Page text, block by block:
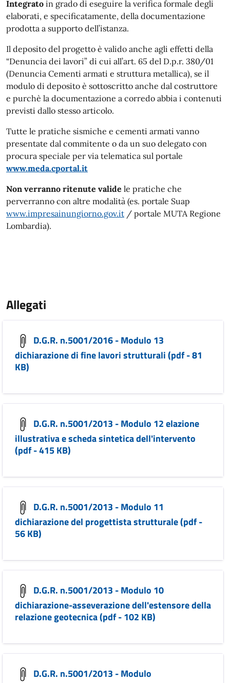
Integrato in grado di eseguire la verifica formale degli
elaborati, e specificatamente, della documentazione
prodotta a supporto dell’istanza.
Il deposito del progetto è valido anche agli effetti della
“Denuncia dei lavori” di cui all’art. 65 del D.p.r. 380/01
(Denuncia Cementi armati e struttura metallica), se il
modulo di deposito è sottoscritto anche dal costruttore
e purchè la documentazione a corredo abbia i contenuti
previsti dallo stesso articolo.
Tutte le pratiche sismiche e cementi armati vanno
presentate dal commitente o da un suo delegato con
procura speciale per via telematica sul portale
www.meda.cportal.it
Non verranno ritenute valide le pratiche che
perverranno con altre modalità (es. portale Suap
www.impresainungiorno.gov.it / portale MUTA Regione
Lombardia).
Allegati
D.G.R. n.5001/2016 - Modulo 13
dichiarazione di fine lavori strutturali (pdf - 81
KB)
D.G.R. n.5001/2013 - Modulo 12 elazione
illustrativa e scheda sintetica dell'intervento
(pdf - 415 KB)
D.G.R. n.5001/2013 - Modulo 11
dichiarazione del progettista strutturale (pdf -
56 KB)
D.G.R. n.5001/2013 - Modulo 10
dichiarazione-asseverazione dell'estensore della
relazione geotecnica (pdf - 102 KB)
D.G.R. n.5001/2013 - Modulo